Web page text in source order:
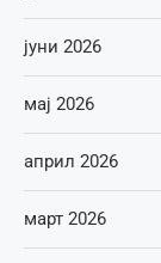
јуни 2026
мај 2026
април 2026
март 2026